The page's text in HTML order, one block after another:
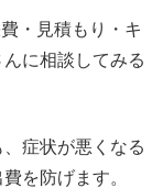
・見積もり・キ
に相談してみる
症状が悪くなる
を防げます。